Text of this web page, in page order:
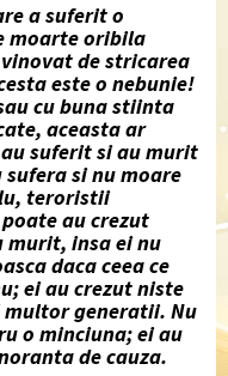
a suferit o
moarte oribila
de stricarea
este o nebunie!
cu buna stiinta
aceasta ar
suferit si au murit
si nu moare
teroristii
au crezut
murit, insa ei nu
daca ceea ce
ei au crezut niste
generatii. Nu
o minciuna; ei au
de cauza.